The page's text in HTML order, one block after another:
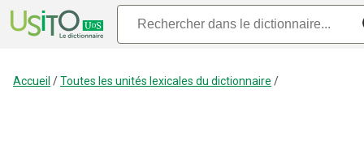
Accueil /Toutes les unités lexicales du dictionnaire /